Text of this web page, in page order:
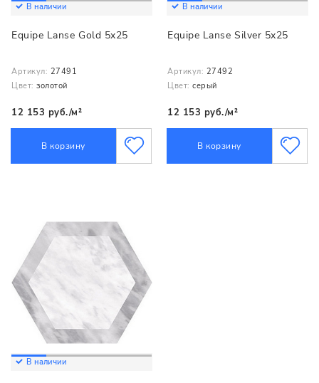
В наличии
Equipe Lanse Gold 5x25
Артикул: 27491
Цвет: золотой
12 153 руб./м²
В корзину
В наличии
Equipe Lanse Silver 5x25
Артикул: 27492
Цвет: серый
12 153 руб./м²
В корзину
В наличии